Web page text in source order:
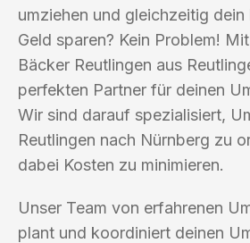
umziehen und gleichzeitig
Geld sparen? Kein Problem!
Bäcker Reutlingen aus
perfekten Partner für deinen
Wir sind darauf spezialisiert,
Reutlingen nach Nürnberg zu
dabei Kosten zu minimieren.
Unser Team von erfahrenen
plant und koordiniert deinen